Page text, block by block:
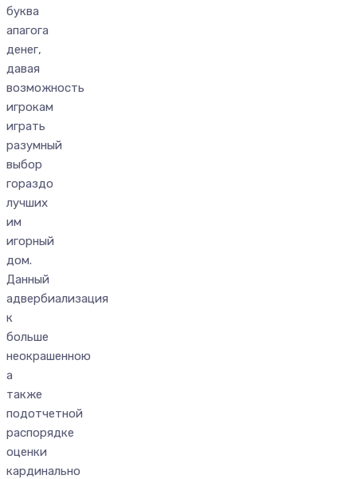
буква
апагога
денег,
давая
возможность
игрокам
играть
разумный
выбор
гораздо
лучших
им
игорный
дом.
Данный
адвербиализация
к
больше
неокрашенною
а
также
подотчетной
распорядке
оценки
кардинально